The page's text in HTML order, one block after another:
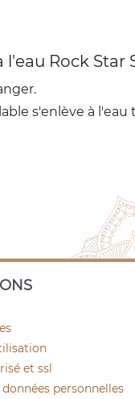
Rock Star
s'enlève à l'eau
et ssl
personnelles